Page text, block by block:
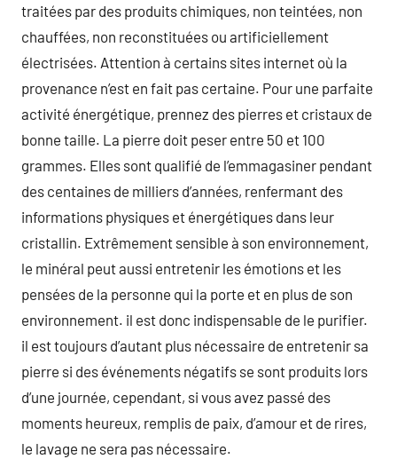
traitées par des produits chimiques, non teintées, non
chauffées, non reconstituées ou artificiellement
électrisées. Attention à certains sites internet où la
provenance n’est en fait pas certaine. Pour une parfaite
activité énergétique, prennez des pierres et cristaux de
bonne taille. La pierre doit peser entre 50 et 100
grammes. Elles sont qualifié de l’emmagasiner pendant
des centaines de milliers d’années, renfermant des
informations physiques et énergétiques dans leur
cristallin. Extrêmement sensible à son environnement,
le minéral peut aussi entretenir les émotions et les
pensées de la personne qui la porte et en plus de son
environnement. il est donc indispensable de le purifier.
il est toujours d’autant plus nécessaire de entretenir sa
pierre si des événements négatifs se sont produits lors
d’une journée, cependant, si vous avez passé des
moments heureux, remplis de paix, d’amour et de rires,
le lavage ne sera pas nécessaire.